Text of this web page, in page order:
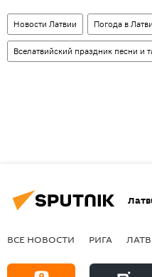
Новости Латвии Погода в
Вселатвийский праздник песни и
ВСЕ НОВОСТИ РИГА